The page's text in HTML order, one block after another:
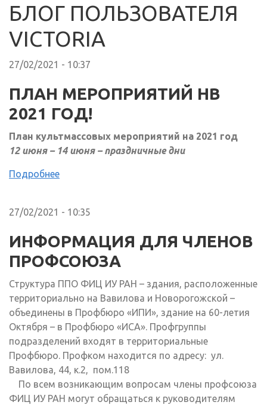
БЛОГ ПОЛЬЗОВАТЕЛЯ
VICTORIA
27/02/2021 - 10:37
ПЛАН МЕРОПРИЯТИЙ НВ
2021 ГОД!
План культмассовых мероприятий на 2021 год
12 июня – 14 июня – праздничные дни
Подробнее
27/02/2021 - 10:35
ИНФОРМАЦИЯ ДЛЯ ЧЛЕНОВ
ПРОФСОЮЗА
Структура ППО ФИЦ ИУ РАН – здания, расположенные
территориально на Вавилова и Новорогожской –
объединены в Профбюро «ИПИ», здание на 60-летия
Октября – в Профбюро «ИСА». Профгруппы
подразделений входят в территориальные
Профбюро. Профком находится по адресу: ул.
Вавилова, 44, к.2, пом.118
По всем возникающим вопросам члены профсоюза
ФИЦ ИУ РАН могут обращаться к руководителям